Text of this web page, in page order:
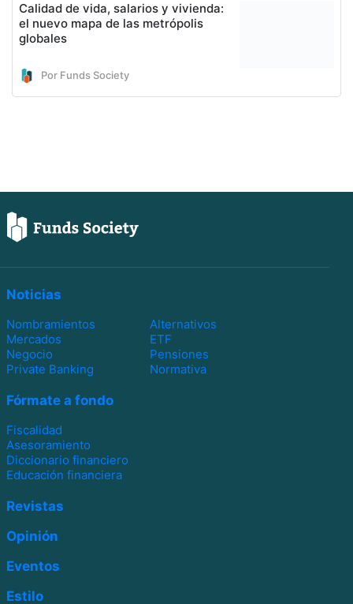
Calidad de vida, salarios y vivienda:
el nuevo mapa de las metrópolis
globales
Por Funds Society
Noticias
Nombramientos
Alternativos
Mercados
ETF
Negocio
Pensiones
Private Banking
Normativa
Fórmate a fondo
Fiscalidad
Asesoramiento
Diccionario financiero
Educación financiera
Revistas
Opinión
Eventos
Estilo